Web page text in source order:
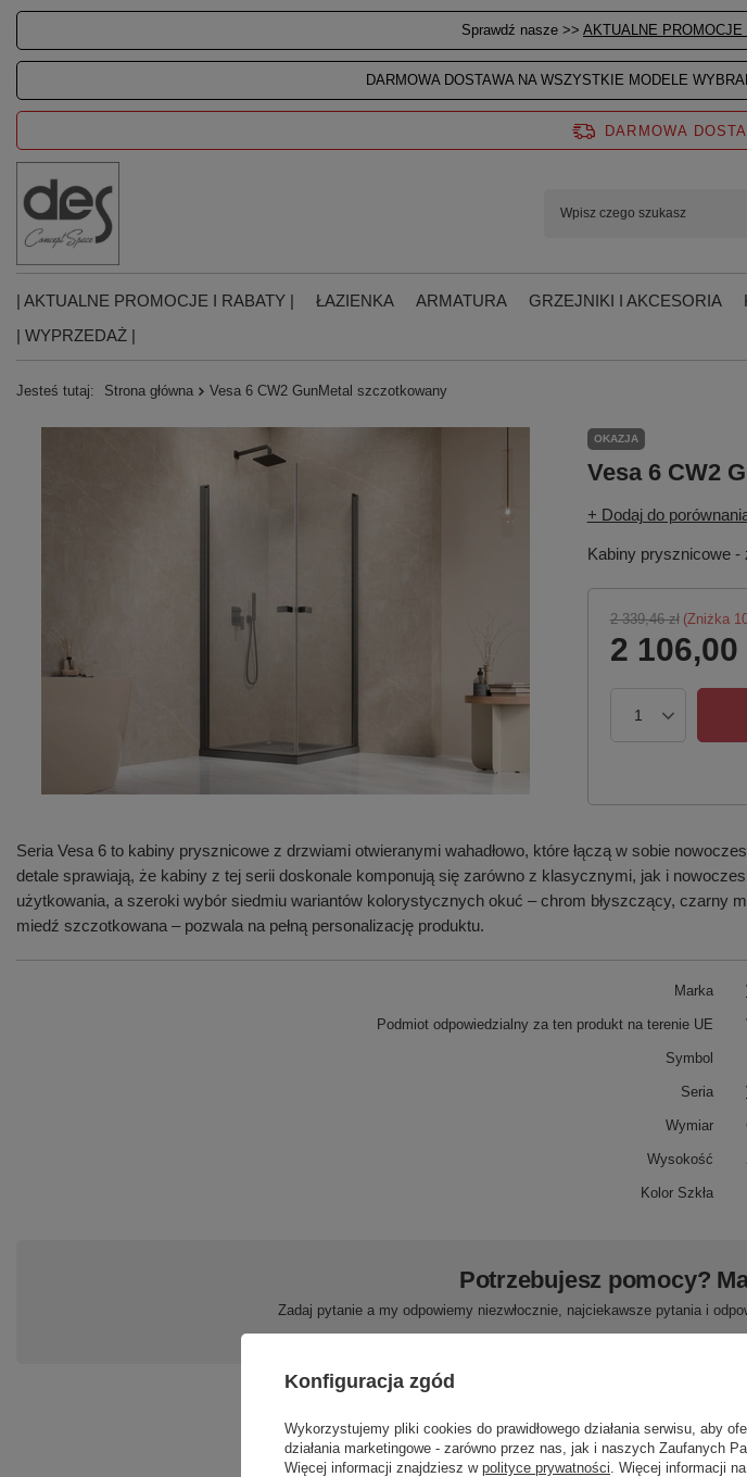
Sprawdź nasze >> AKTUALNE PROMOCJE
DARMOWA DOSTAWA NA WSZYSTKIE MODELE
DARMOWA
| AKTUALNE PROMOCJE I RABATY | ŁAZIENKA ARMATURA GRZEJNIKI I AKCESORIA
| WYPRZEDAŻ |
Jesteś tutaj: Strona główna Vesa 6 CW2 GunMetal szczotkowany
OKAZJA
Vesa 6 CW2
+ Dodaj do
Kabiny prysznicowe
2 339,46 zł (Zniżka
2 106,00
Seria Vesa 6 to kabiny prysznicowe z drzwiami otwieranymi wahadłowo, które łączą w sobie
detale sprawiają, że kabiny z tej serii doskonale komponują się zarówno z klasycznymi, jak i
użytkowania, a szeroki wybór siedmiu wariantów kolorystycznych okuć – chrom błyszczący, czarny
miedź szczotkowana – pozwala na pełną personalizację produktu.
Marka
Podmiot odpowiedzialny za ten produkt na terenie UE
Symbol
Seria
Wymiar
Wysokość
Kolor Szkła
Potrzebujesz pomocy?
Zadaj pytanie a my odpowiemy niezwłocznie, najciekawsze pytania i
Napisz
Konfiguracja zgód
Wykorzystujemy pliki cookies do prawidłowego działania serwisu, aby
działania marketingowe - zarówno przez nas, jak i naszych Zaufanych
Więcej informacji znajdziesz w polityce prywatności . Więcej informacji